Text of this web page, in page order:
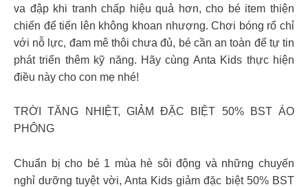
va đập khi tranh chấp hiệu quả hơn, cho bé item thiện
chiến để tiến lên không khoan nhượng. Chơi bóng rổ chỉ
với nỗ lực, đam mê thôi chưa đủ, bé cần an toàn để tự tin
phát triển thêm kỹ năng. Hãy cùng Anta Kids thực hiện
điều này cho con mẹ nhé!
TRỜI TĂNG NHIỆT, GIẢM ĐẶC BIỆT 50% BST ÁO
PHÔNG
Chuẩn bị cho bé 1 mùa hè sôi động và những chuyến
nghỉ dưỡng tuyệt vời, Anta Kids giảm đặc biệt 50% BST